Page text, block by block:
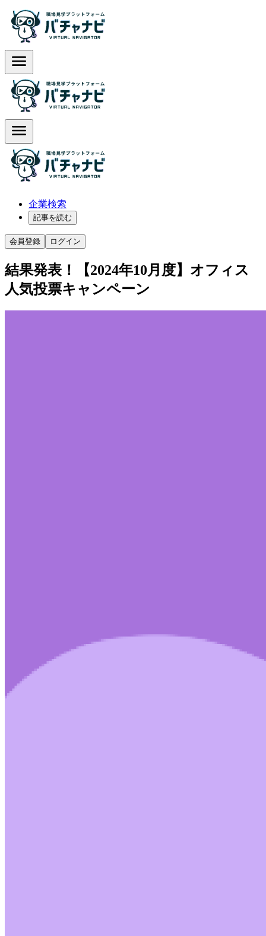
企業検索
記事を読む
会員登録 ログイン
結果発表！【2024年10月度】オフィス
人気投票キャンペーン